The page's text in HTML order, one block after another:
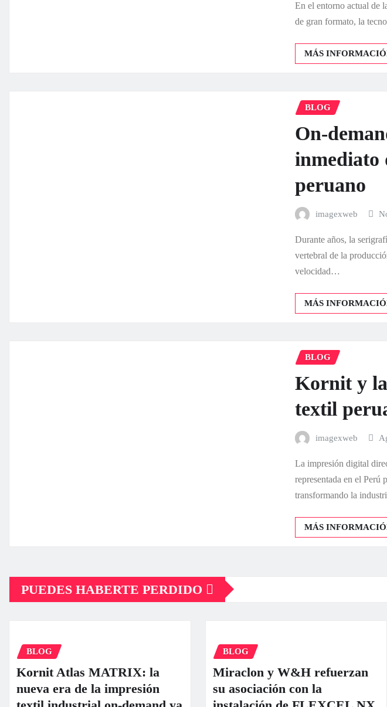
En el entorno actual de
de gran formato, la
MÁS
BLOG
On-
inmediato
peruano
imagexweb
Durante años, la
vertebral de la
velocidad…
MÁS
BLOG
Kornit y
textil
imagexweb
La impresión digital
representada en el Perú
transformando la
MÁS
PUEDES HABERTE PERDIDO
BLOG
Kornit Atlas MATRIX: la
nueva era de la impresión
BLOG
Miraclon y W&H refuerzan
su asociación con la